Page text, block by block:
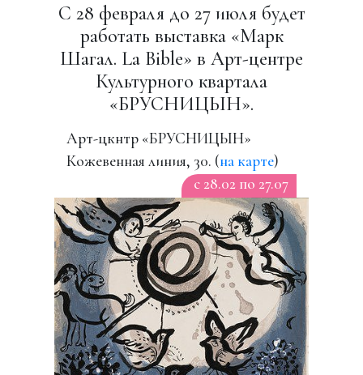
С 28 февраля до 27 июля будет
работать выставка «Марк
Шагал. La Bible» в Арт-центре
Культурного квартала
«БРУСНИЦЫН».
Арт-цкнтр «БРУСНИЦЫН»
Кожевенная линия, 30. (на карте)
c 28.02 по 27.07